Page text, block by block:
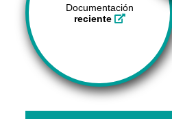
Documentación
reciente